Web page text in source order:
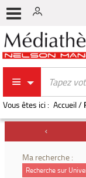
Vous êtes ici : Accueil/
Ma recherche :
Recherche sur